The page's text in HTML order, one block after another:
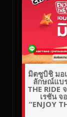
มิตซูบิชิ มอ
ลักษณ์แบ
THE RIDE
เรชัน จ
“ENJOY